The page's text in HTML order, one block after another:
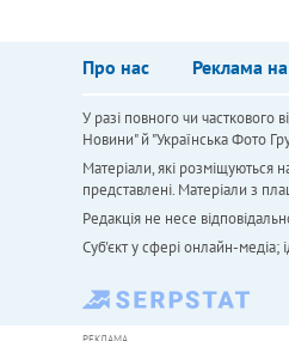
Про нас Реклама на
У разі повного чи часткового
Новини" й "Українська Фото
Матеріали, які розміщуються
представлені. Матеріали з
Редакція не несе
Cуб'єкт у сфері онлайн-медіа;